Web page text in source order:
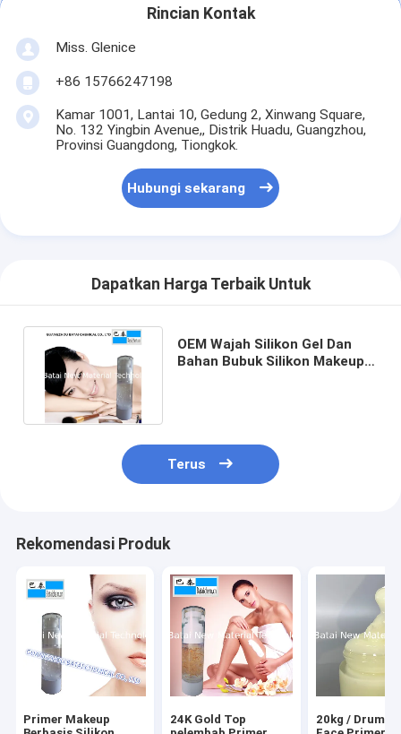
Rincian Kontak
Miss. Glenice
+86 15766247198
Kamar 1001, Lantai 10, Gedung 2, Xinwang Square,
No. 132 Yingbin Avenue,, Distrik Huadu, Guangzhou,
Provinsi Guangdong, Tiongkok.
Hubungi sekarang
Dapatkan Harga Terbaik Untuk
OEM Wajah Silikon Gel Dan
Bahan Bubuk Silikon Makeup
Terus
Rekomendasi Produk
Primer Makeup
24K Gold Top
20kg / Drum